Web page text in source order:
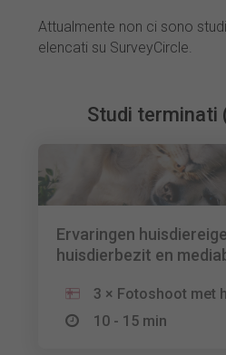
Attualmente non ci sono
elencati su SurveyCircle.
Studi terminati
Ervaringen
huisdierbezit en
3 × Fotoshoot met
10 - 15 min